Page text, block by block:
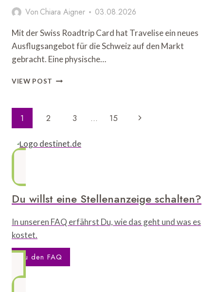
Von Chiara Aigner 03.08.2026
Mit der Swiss Roadtrip Card hat Travelise ein neues
Ausflugsangebot für die Schweiz auf den Markt
gebracht. Eine physische…
VIEW POST TRAVELISE
ÜBERRASCHUNGSETAPPEN
Seitennavigation
1 2 3 … 15
Nächste
Du willst eine Stellenanzeige schalten?
In unseren FAQ erfährst Du, wie das geht und was es
kostet.
Zu den FAQ